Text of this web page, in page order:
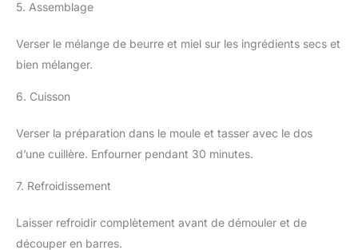
5. Assemblage
Verser le mélange de beurre et miel sur les ingrédients secs et
bien mélanger.
6. Cuisson
Verser la préparation dans le moule et tasser avec le dos
d’une cuillère. Enfourner pendant 30 minutes.
7. Refroidissement
Laisser refroidir complètement avant de démouler et de
découper en barres.